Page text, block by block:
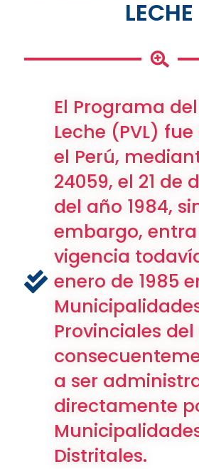
LECHE
El Programa
Leche (PVL)
el Perú,
24059, el 21 de
del año 1984,
embargo,
vigencia
enero de 1985
Provinciales
a ser
directamente
Distritales.